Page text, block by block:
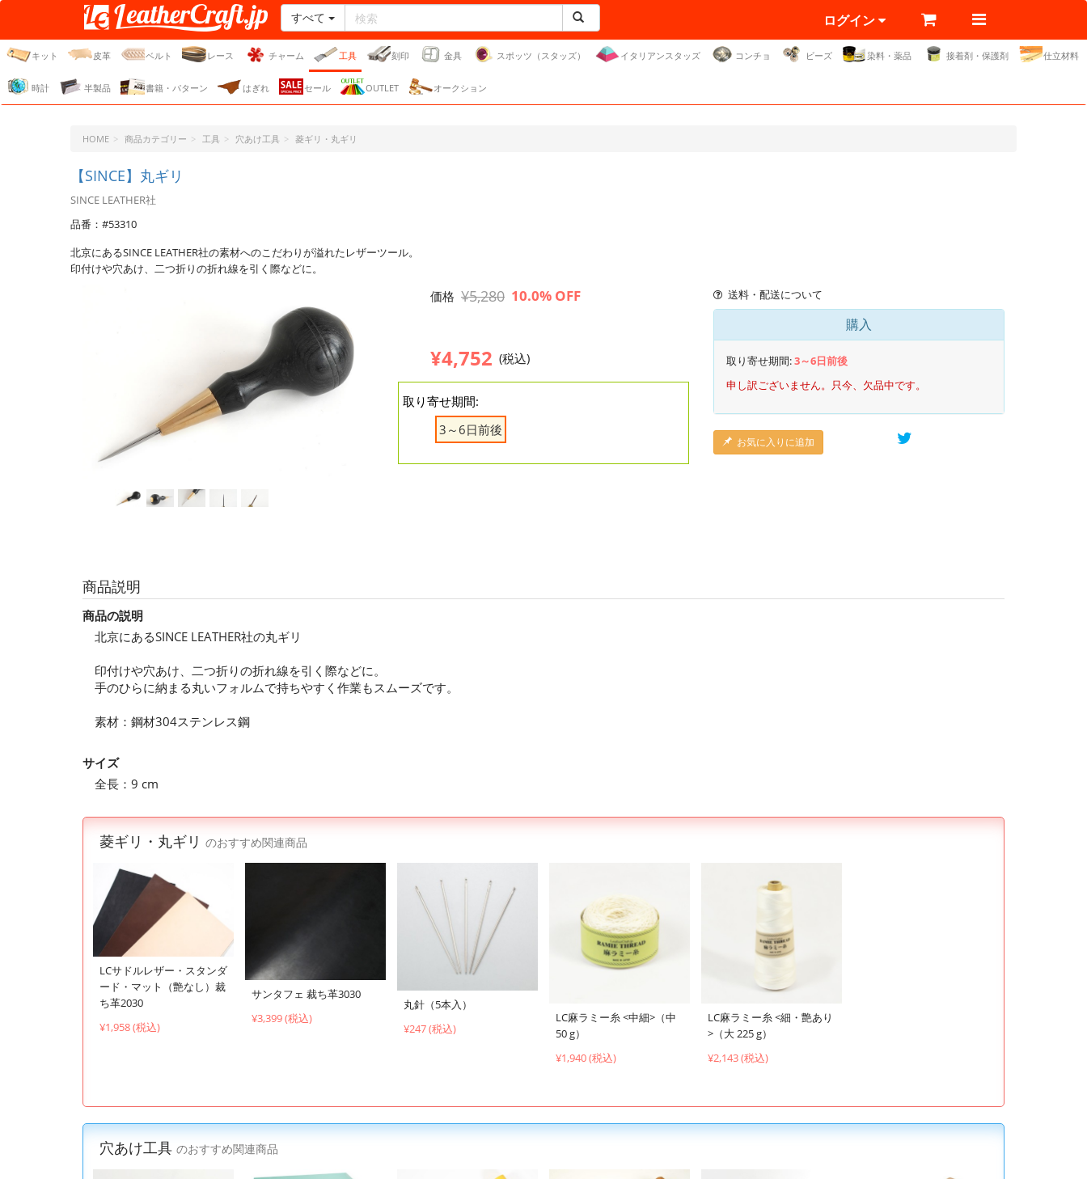
レザークラフト・ドット・
ジェーピー
すべて ログイン
キット 皮革 ベルト レース チャーム 工具 刻印 金具 スポッツ（スタッズ） イタリアンスタッズ コンチョ ビーズ 染料・薬品 接着剤・保護剤 仕立材料
時計 半製品 書籍・パターン はぎれ セール OUTLET オークション
HOME 商品カテゴリー 工具 穴あけ工具 菱ギリ・丸ギリ
【SINCE】丸ギリ
SINCE LEATHER社
品番：#53310
北京にあるSINCE LEATHER社の素材へのこだわりが溢れたレザーツール。
印付けや穴あけ、二つ折りの折れ線を引く際などに。
価格 ¥5,280 10.0% OFF
¥4,752 (税込)
取り寄せ期間:
3～6日前後
送料・配送について
購入
取り寄せ期間:3～6日前後
申し訳ございません。只今、欠品中です。
お気に入りに追加
商品説明
商品の説明
北京にあるSINCE LEATHER社の丸ギリ
印付けや穴あけ、二つ折りの折れ線を引く際などに。
手のひらに納まる丸いフォルムで持ちやすく作業もスムーズです。
素材：鋼材304ステンレス鋼
サイズ
全長：9 cm
菱ギリ・丸ギリ のおすすめ関連商品
LCサドルレザー・スタンダ
ード・マット（艶なし）裁
ち革2030
¥1,958 (税込)
サンタフェ 裁ち革3030
¥3,399 (税込)
丸針（5本入）
¥247 (税込)
LC麻ラミー糸 <中細>（中
50 g）
¥1,940 (税込)
LC麻ラミー糸 <細・艶あり
>（大 225 g）
¥2,143 (税込)
穴あけ工具 のおすすめ関連商品